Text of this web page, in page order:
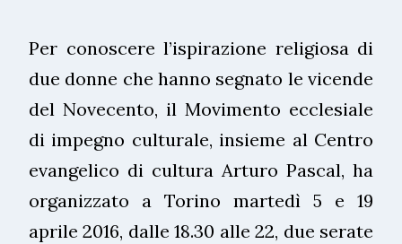
Per conoscere l’ispirazione religiosa di
due donne che hanno segnato le vicende
del Novecento, il Movimento ecclesiale
di impegno culturale, insieme al Centro
evangelico di cultura Arturo Pascal, ha
organizzato a Torino martedì 5 e 19
aprile 2016, dalle 18.30 alle 22, due serate